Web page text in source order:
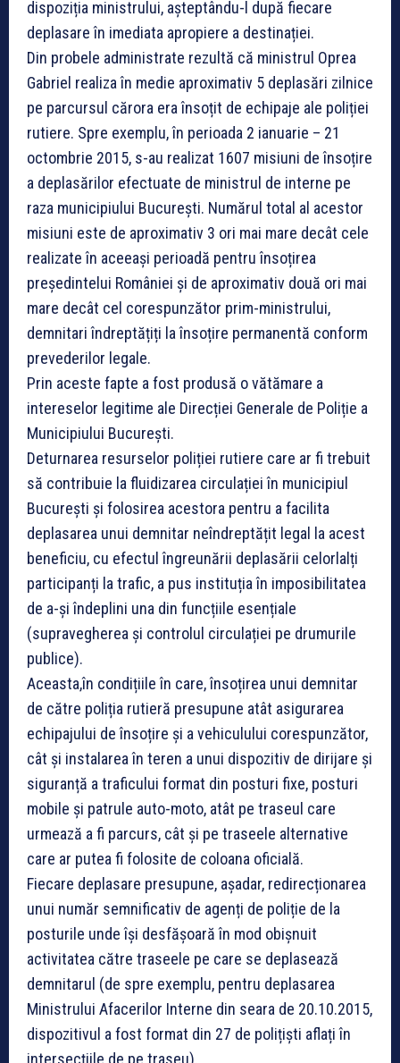
dispoziția ministrului, așteptându-l după fiecare
deplasare în imediata apropiere a destinației.
Din probele administrate rezultă că ministrul Oprea
Gabriel realiza în medie aproximativ 5 deplasări zilnice
pe parcursul cărora era însoțit de echipaje ale poliției
rutiere. Spre exemplu, în perioada 2 ianuarie – 21
octombrie 2015, s-au realizat 1607 misiuni de însoțire
a deplasărilor efectuate de ministrul de interne pe
raza municipiului București. Numărul total al acestor
misiuni este de aproximativ 3 ori mai mare decât cele
realizate în aceeași perioadă pentru însoțirea
președintelui României și de aproximativ două ori mai
mare decât cel corespunzător prim-ministrului,
demnitari îndreptățiți la însoțire permanentă conform
prevederilor legale.
Prin aceste fapte a fost produsă o vătămare a
intereselor legitime ale Direcției Generale de Poliție a
Municipiului București.
Deturnarea resurselor poliției rutiere care ar fi trebuit
să contribuie la fluidizarea circulației în municipiul
București și folosirea acestora pentru a facilita
deplasarea unui demnitar neîndreptățit legal la acest
beneficiu, cu efectul îngreunării deplasării celorlalți
participanți la trafic, a pus instituția în imposibilitatea
de a-și îndeplini una din funcțiile esențiale
(supravegherea și controlul circulației pe drumurile
publice).
Aceasta,în condițiile în care, însoțirea unui demnitar
de către poliția rutieră presupune atât asigurarea
echipajului de însoțire și a vehiculului corespunzător,
cât și instalarea în teren a unui dispozitiv de dirijare și
siguranță a traficului format din posturi fixe, posturi
mobile și patrule auto-moto, atât pe traseul care
urmează a fi parcurs, cât și pe traseele alternative
care ar putea fi folosite de coloana oficială.
Fiecare deplasare presupune, așadar, redirecționarea
unui număr semnificativ de agenți de poliție de la
posturile unde își desfășoară în mod obișnuit
activitatea către traseele pe care se deplasează
demnitarul (de spre exemplu, pentru deplasarea
Ministrului Afacerilor Interne din seara de 20.10.2015,
dispozitivul a fost format din 27 de polițiști aflați în
intersecțiile de pe traseu).